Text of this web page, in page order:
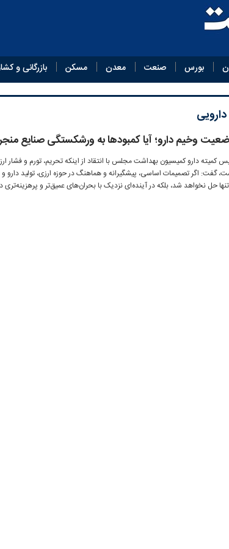
بورس صنعت معدن مسکن بازرگانی و
وخیم دارو؛ آیا کمبودها به ورشکستگی صنایع
کمیته دارو کمیسیون بهداشت مجلس با انتقاد از اینکه تحریم، تورم و فشار
گفت: اگر تصمیمات اساسی، پیشگیرانه و هماهنگ در حوزه ارزی، تولید دارو
حل نخواهد شد، بلکه در آینده‌ای نزدیک با بحران‌های عمیق‌تر و